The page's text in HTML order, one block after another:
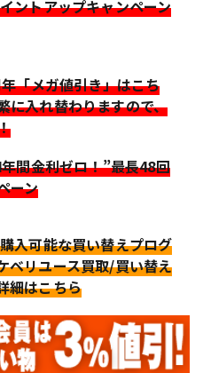
ントアップキャンペーン
「メガ値引き」はこち
に入れ替わりますので、
間金利ゼロ！”最長48回
ーン
入可能な買い替えプログ
ベリユース買取/買い替え
細はこちら